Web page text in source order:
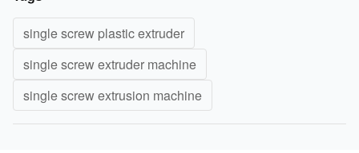
single screw plastic extruder
single screw extruder machine
single screw extrusion machine